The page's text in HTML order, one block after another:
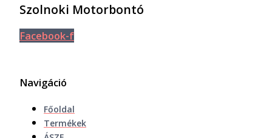
Szolnoki Motorbontó
Facebook-f
Navigáció
Főoldal
Termékek